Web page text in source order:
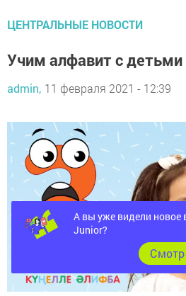
ЦЕНТРАЛЬНЫЕ НОВОСТИ
Учим алфавит с детьми
admin, 11 февраля 2021 - 12:39
А вы уже видели новое
Junior?